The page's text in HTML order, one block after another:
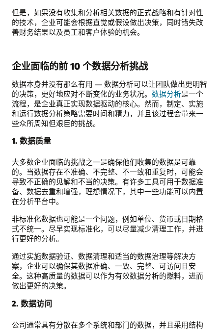
但是，如果没有收集和分析相关数据的正式战略和有针对性
的技术，企业可能会根据直觉或假设做出决策，同时错失改
善财务结果以及员工和客户体验的机会。
企业面临的前 10 个数据分析挑战
数据本身并没有那么有用 — 数据分析可以让团队做出更明智
的决策，更好地应对不断变化的业务状况。 数据分析是一个
流程，是企业真正实现数据驱动的核心。然而，制定、实施
和运行数据分析策略需要时间和精力，并且该过程会带来一
些众所周知但艰巨的挑战。
1. 数据质量
大多数企业面临的挑战之一是确保他们收集的数据是可靠
的。当数据存在不准确、不完整、不一致和重复时，可能会
导致不正确的见解和不当的决策。有许多工具可用于数据准
备、数据去重和增强，理想情况下，其中一些功能可以内置
在分析平台中。
非标准化数据也可能是一个问题，例如单位、货币或日期格
式不统一。尽早实现标准化，可以尽量减少清理工作，并进
行更好的分析。
通过实施数据验证、数据清理和适当的数据治理等解决方
案，企业可以确保其数据准确、一致、完整、可访问且安
全。这种高质量的数据可以作为有效数据分析的燃料，进而
做出更好的决策。
2. 数据访问
公司通常具有分散在多个系统和部门的数据，并且采用结构